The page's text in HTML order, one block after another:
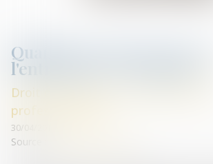
Quand le soupçon pèse sur
l'entreprise - Les Echos
Droit des sociétés commerciales et
professionnelles
30/04/2018
Source :